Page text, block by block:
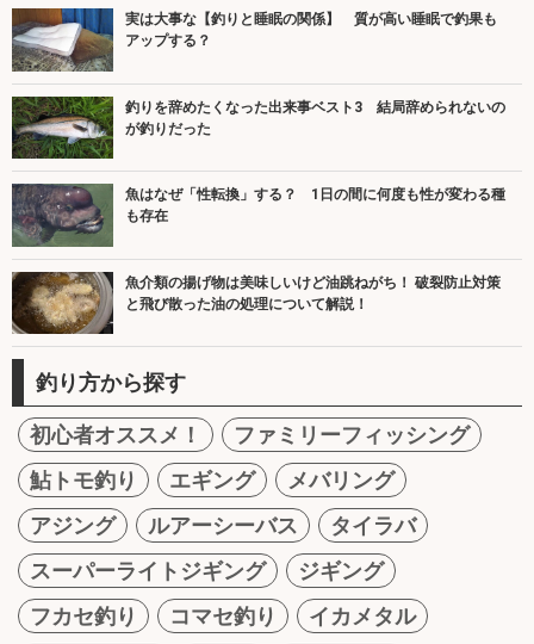
実は大事な【釣りと睡眠の関係】 質が高い睡眠で釣果も
アップする？
釣りを辞めたくなった出来事ベスト3 結局辞められないの
が釣りだった
魚はなぜ「性転換」する？ 1日の間に何度も性が変わる種
も存在
魚介類の揚げ物は美味しいけど油跳ねがち！ 破裂防止対策
と飛び散った油の処理について解説！
釣り方から探す
初心者オススメ！
ファミリーフィッシング
鮎トモ釣り
エギング
メバリング
アジング
ルアーシーバス
タイラバ
スーパーライトジギング
ジギング
フカセ釣り
コマセ釣り
イカメタル